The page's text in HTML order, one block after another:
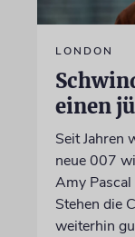
LONDON
einen
Seit Jahren
neue 007
Amy
Stehen die
weiterhin